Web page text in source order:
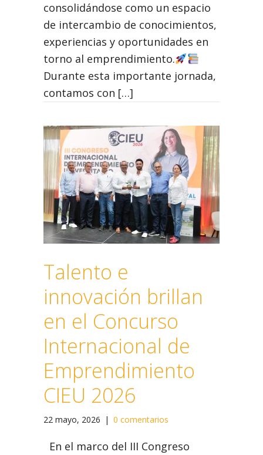
consolidándose como un espacio
de intercambio de conocimientos,
experiencias y oportunidades en
torno al emprendimiento.
Durante esta importante jornada,
contamos con […]
Talento e
innovación brillan
en el Concurso
Internacional de
Emprendimiento
CIEU 2026
22 mayo, 2026 | 0 comentarios
En el marco del III Congreso